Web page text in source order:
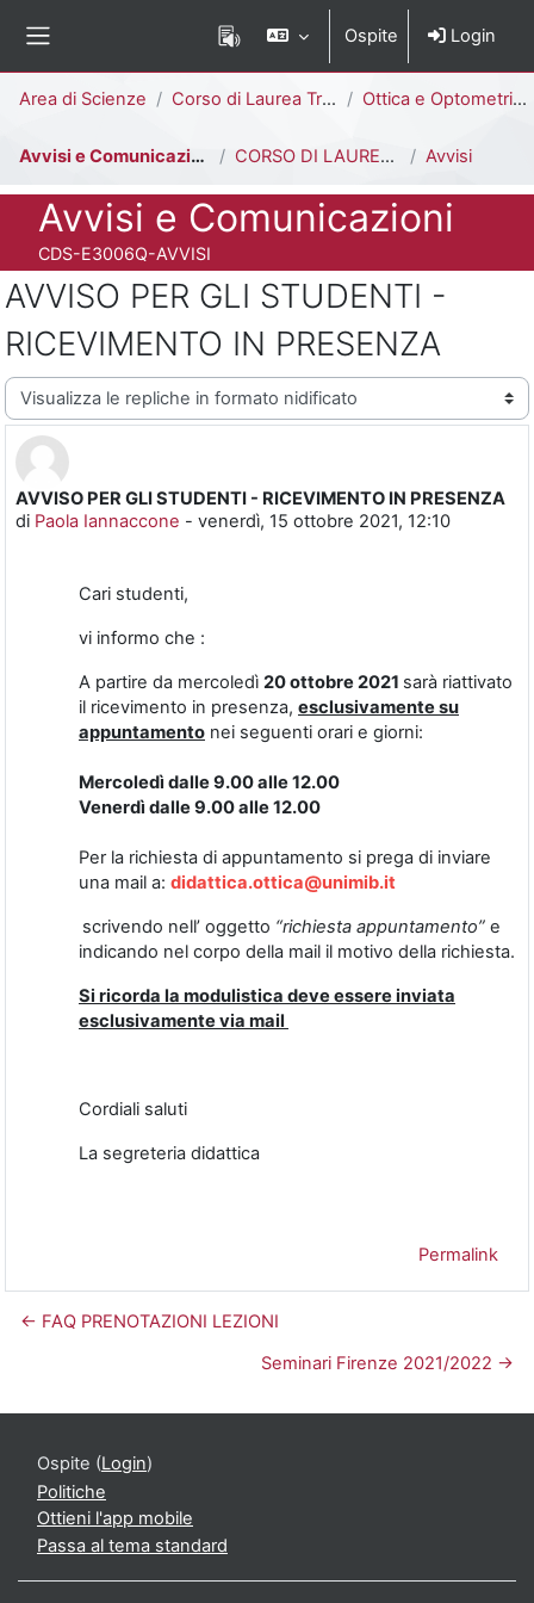
Ospite Login
Area di Scienze Corso di Laurea Triennale Ottica e Optometria [E3006Q - E3002Q]
Avvisi e Comunicazioni CORSO DI LAUREA IN OTTICA E OPTOMETRIA Avvisi
Titolo del corso
Avvisi e Comunicazioni
Codice identificativo del corso
CDS-E3006Q-AVVISI
AVVISO PER GLI STUDENTI -
RICEVIMENTO IN PRESENZA
Modalità visualizzazione
AVVISO PER GLI STUDENTI - RICEVIMENTO IN PRESENZA
di Paola Iannaccone - venerdì, 15 ottobre 2021, 12:10
Numero di risposte: 0
Cari studenti,
vi informo che :
A partire da mercoledì 20 ottobre 2021 sarà riattivato
il ricevimento in presenza, esclusivamente su
appuntamento nei seguenti orari e giorni:
Mercoledì dalle 9.00 alle 12.00
Venerdì dalle 9.00 alle 12.00
Per la richiesta di appuntamento si prega di inviare
una mail a: didattica.ottica@unimib.it
scrivendo nell’ oggetto “richiesta appuntamento” e
indicando nel corpo della mail il motivo della richiesta.
Si ricorda la modulistica deve essere inviata
esclusivamente via mail
Cordiali saluti
La segreteria didattica
Permalink
← FAQ PRENOTAZIONI LEZIONI
Seminari Firenze 2021/2022 →
Ospite (Login)
Politiche
Ottieni l'app mobile
Passa al tema standard